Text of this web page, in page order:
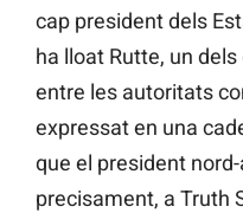
cap president dels
ha lloat Rutte, un
entre les autoritats
expressat en una
que el president
precisament, a Truth